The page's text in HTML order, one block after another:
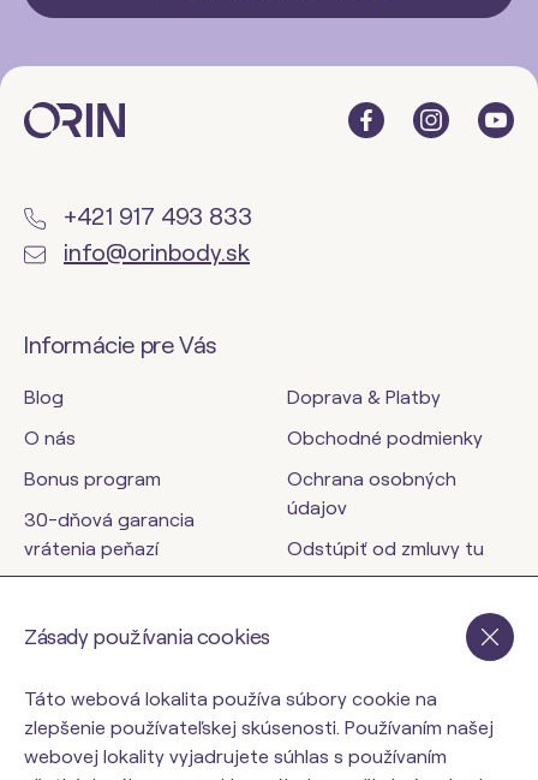
+421 917 493 833
info@orinbody.sk
Informácie pre Vás
Blog
O nás
Bonus program
30-dňová garancia
vrátenia peňazí
Doprava & Platby
Obchodné podmienky
Ochrana osobných
údajov
Odstúpiť od zmluvy tu
orinbody.sk
Zásady používania cookies
Táto webová lokalita používa súbory cookie na
zlepšenie používateľskej skúsenosti. Používaním našej
webovej lokality vyjadrujete súhlas s používaním